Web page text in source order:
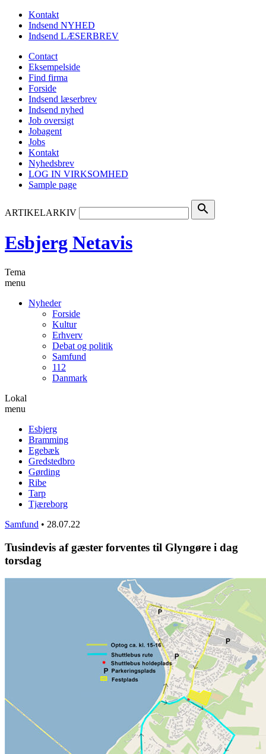
Kontakt
Indsend NYHED
Indsend LÆSERBREV
Contact
Eksempelside
Find firma
Forside
Indsend læserbrev
Indsend nyhed
Job oversigt
Jobagent
Jobs
Kontakt
Nyhedsbrev
LOG IN VIRKSOMHED
Sample page
ARTIKELARKIV search
Esbjerg Netavis
Tema
menu
Nyheder
Forside
Kultur
Erhverv
Debat og politik
Samfund
112
Danmark
Lokal
menu
Esbjerg
Bramming
Egebæk
Gredstedbro
Gørding
Ribe
Tarp
Tjæreborg
Samfund • 28.07.22
Tusindevis af gæster forventes til Glyngøre i dag
torsdag